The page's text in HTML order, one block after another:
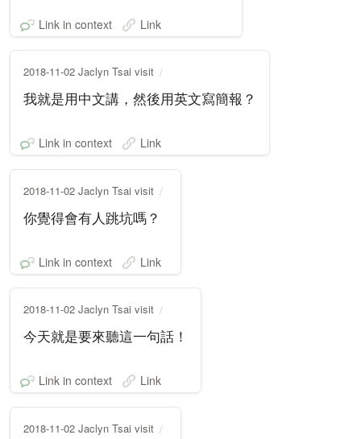
Link in context Link
2018-11-02 Jaclyn Tsai visit
我就是用中文講，然後用英文寫簡報？
Link in context Link
2018-11-02 Jaclyn Tsai visit
你覺得會有人跳坑嗎？
Link in context Link
2018-11-02 Jaclyn Tsai visit
今天就是要來聽這一句話！
Link in context Link
2018-11-02 Jaclyn Tsai visit